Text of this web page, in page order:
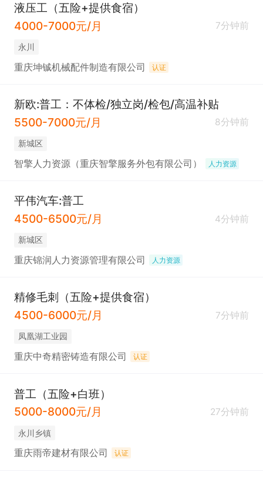
液压工（五险+提供食宿）
4000-7000元/月
7分钟前
永川
重庆坤铖机械配件制造有限公司 认证
新欧:普工：不体检/独立岗/检包/高温补贴
5500-7000元/月
8分钟前
新城区
智擎人力资源（重庆智擎服务外包有限公司） 人力资源
平伟汽车:普工
4500-6500元/月
4分钟前
新城区
重庆锦润人力资源管理有限公司 人力资源
精修毛刺（五险+提供食宿）
4500-6000元/月
7分钟前
凤凰湖工业园
重庆中奇精密铸造有限公司 认证
普工（五险+白班）
5000-8000元/月
27分钟前
永川乡镇
重庆雨帝建材有限公司 认证